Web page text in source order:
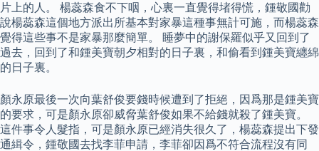
片上的人。 楊蕊森食不下咽，心裏一直覺得堵得慌，鍾敬國勸
說楊蕊森這個地方派出所基本對家暴這種事無計可施，而楊蕊森
覺得這些事不是家暴那麼簡單。 睡夢中的謝保羅似乎又回到了
過去，回到了和鍾美寶朝夕相對的日子裏，和偷看到鍾美寶纏綿
的日子裏。
顏永原最後一次向葉舒俊要錢時候遭到了拒絕，因爲那是鍾美寶
的要求，可是顏永原卻威脅葉舒俊如果不給錢就殺了鍾美寶。
這件事令人髮指，可是顏永原已經消失很久了，楊蕊森提出下發
通緝令，鍾敬國去找李菲申請，李菲卻因爲不符合流程沒有同